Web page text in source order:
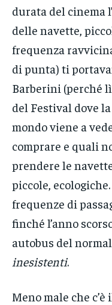
durata del cinema
delle navette,
frequenza
di punta) ti
Barberini (perché
del Festival dove
mondo viene a
comprare e quali
prendere le
piccole,
frequenze di
finché l’anno
autobus del
inesistenti.
Meno male che